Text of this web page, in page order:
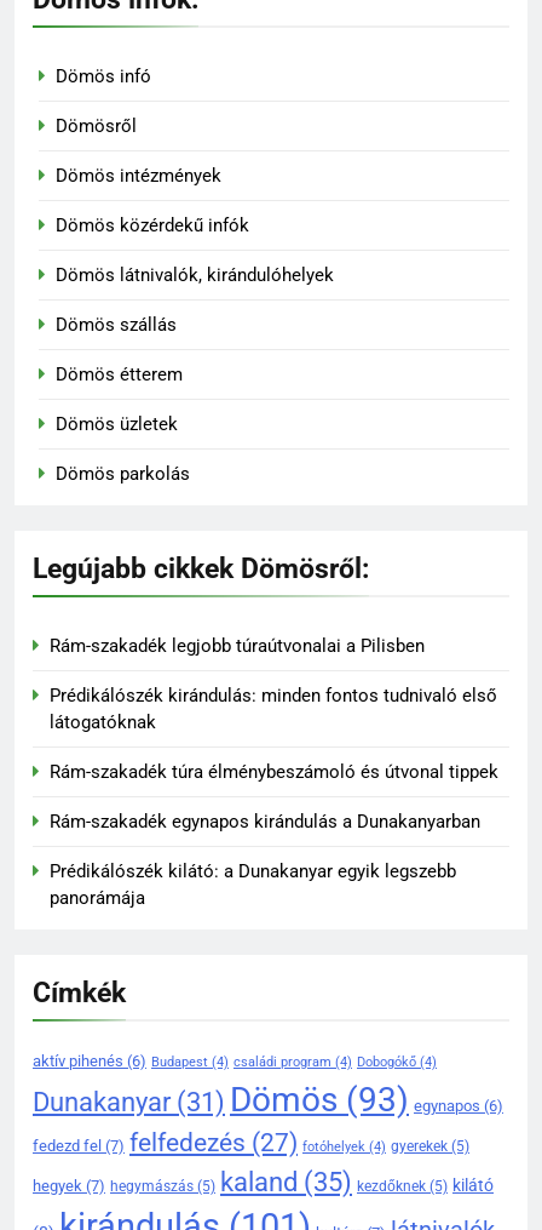
Dömös infó
Dömösről
Dömös intézmények
Dömös közérdekű infók
Dömös látnivalók, kirándulóhelyek
Dömös szállás
Dömös étterem
Dömös üzletek
Dömös parkolás
Legújabb cikkek Dömösről:
Rám-szakadék legjobb túraútvonalai a Pilisben
Prédikálószék kirándulás: minden fontos tudnivaló első
látogatóknak
Rám-szakadék túra élménybeszámoló és útvonal tippek
Rám-szakadék egynapos kirándulás a Dunakanyarban
Prédikálószék kilátó: a Dunakanyar egyik legszebb
panorámája
Címkék
aktív pihenés (6) Budapest (4) családi program (4) Dobogókő (4)
Dunakanyar(31) Dömös (93) egynapos (6)
fedezd fel (7) felfedezés (27) fotóhelyek (4) gyerekek (5)
hegyek (7) hegymászás (5) kaland (35) kezdőknek (5) kilátó
136
a Duna-Ipoly Nemzeti Parkban
KIRÁNDULÓKNAK- TURÁZÓKNAK
Dömös legendái és mondái –
mítoszok a Duna partján
DÖMÖS HÍREI
KIRÁNDULÓKNAK- TURÁZÓKNAK